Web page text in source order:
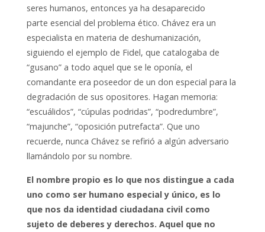
seres humanos, entonces ya ha desaparecido
parte esencial del problema ético. Chávez era un
especialista en materia de deshumanización,
siguiendo el ejemplo de Fidel, que catalogaba de
“gusano” a todo aquel que se le oponía, el
comandante era poseedor de un don especial para la
degradación de sus opositores. Hagan memoria:
“escuálidos”, “cúpulas podridas”, “podredumbre”,
“majunche”, “oposición putrefacta”. Que uno
recuerde, nunca Chávez se refirió a algún adversario
llamándolo por su nombre.
El nombre propio es lo que nos distingue a cada
uno como ser humano especial y único, es lo
que nos da identidad ciudadana civil como
sujeto de deberes y derechos. Aquel que no